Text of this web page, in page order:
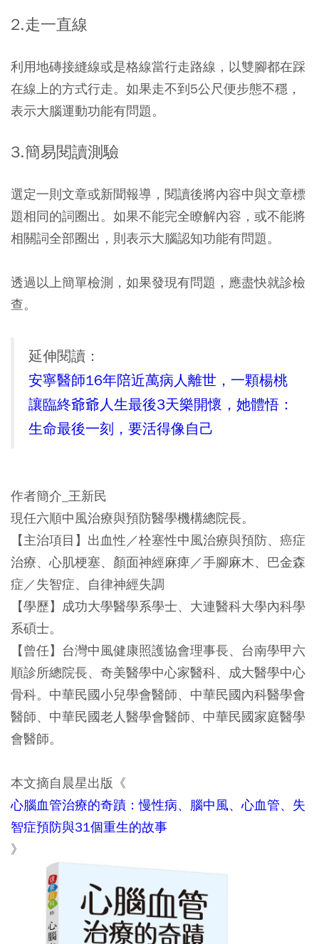
2.走一直線
利用地磚接縫線或是格線當行走路線，以雙腳都在踩
在線上的方式行走。如果走不到5公尺便步態不穩，
表示大腦運動功能有問題。
3.簡易閱讀測驗
選定一則文章或新聞報導，閱讀後將內容中與文章標
題相同的詞圈出。如果不能完全瞭解內容，或不能將
相關詞全部圈出，則表示大腦認知功能有問題。
透過以上簡單檢測，如果發現有問題，應盡快就診檢
查。
延伸閱讀：
安寧醫師16年陪近萬病人離世，一顆楊桃
讓臨終爺爺人生最後3天樂開懷，她體悟：
生命最後一刻，要活得像自己
作者簡介_王新民
現任六順中風治療與預防醫學機構總院長。
【主治項目】出血性／栓塞性中風治療與預防、癌症
治療、心肌梗塞、顏面神經麻痺／手腳麻木、巴金森
症／失智症、自律神經失調
【學歷】成功大學醫學系學士、大連醫科大學內科學
系碩士。
【曾任】台灣中風健康照護協會理事長、台南學甲六
順診所總院長、奇美醫學中心家醫科、成大醫學中心
骨科。中華民國小兒學會醫師、中華民國內科醫學會
醫師、中華民國老人醫學會醫師、中華民國家庭醫學
會醫師。
本文摘自晨星出版《
心腦血管治療的奇蹟：慢性病、腦中風、心血管、失
智症預防與31個重生的故事
》